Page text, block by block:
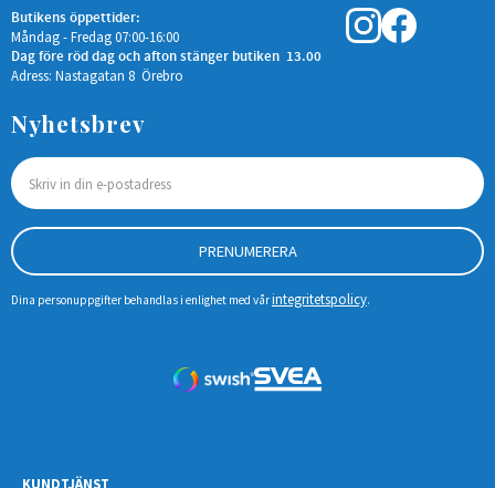
Butikens öppettider:
Måndag - Fredag 07:00-16:00
Dag före röd dag och afton stänger butiken 13.00
Adress: Nastagatan 8 Örebro
Nyhetsbrev
PRENUMERERA
Dina personuppgifter behandlas i enlighet med vårintegritetspolicy.
KUNDTJÄNST